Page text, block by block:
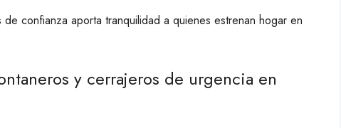
confianza aporta tranquilidad a quienes estrenan hogar en
y cerrajeros de urgencia en